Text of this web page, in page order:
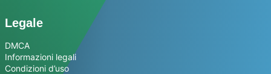
Legale
DMCA
Informazioni legali
Condizioni d’uso